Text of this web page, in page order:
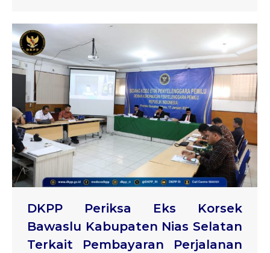
DKPP Periksa Eks Korsek
Bawaslu Kabupaten Nias Selatan
Terkait Pembayaran Perjalanan